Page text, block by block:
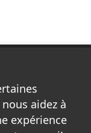
aidez à
expérience